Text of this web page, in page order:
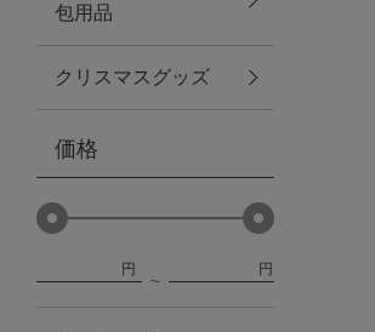
防災グッズ・非常食
包用品
クリスマスグッズ
価格
円 円